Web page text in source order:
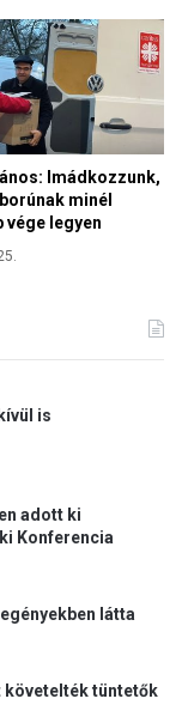
Imádkozzunk,
minél
vége legyen
is
adott ki
Konferencia
látta
követelték tüntetők